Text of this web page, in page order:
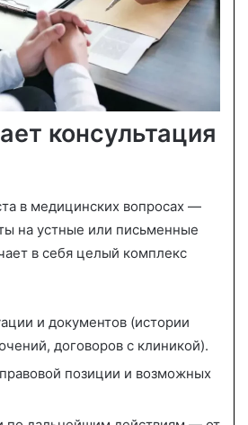
консультация
в медицинских вопросах —
на устные или письменные
в себя целый комплекс
и документов (истории
договоров с клиникой).
позиции и возможных